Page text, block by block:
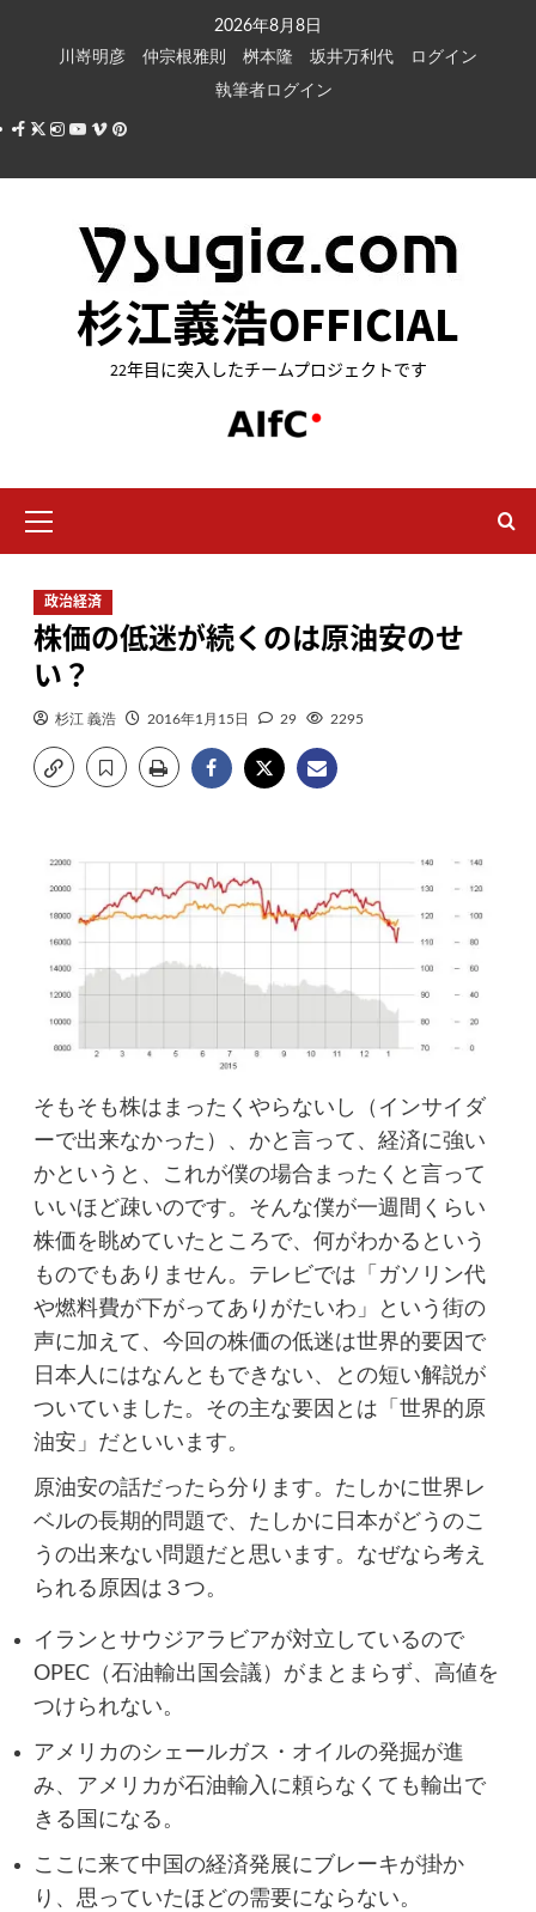
キ
2026年8月8日
川嵜明彦
仲宗根雅則 桝本隆 坂井万利代
ログイン
執筆者ログイン
Facebook
X Instagram
Youtube
VimeoPinterest
杉江義浩OFFICIAL
22年目に突入したチームプロジェクトです
イ
ン
ニ
ュ
ー
政治経済
株価の低迷が続くのは原油安のせ
い？
杉江 義浩 2016年1月15日 29 2295
そもそも株はまったくやらないし（インサイダ
ーで出来なかった）、かと言って、経済に強い
かというと、これが僕の場合まったくと言って
いいほど疎いのです。そんな僕が一週間くらい
株価を眺めていたところで、何がわかるという
ものでもありません。テレビでは「ガソリン代
や燃料費が下がってありがたいわ」という街の
声に加えて、今回の株価の低迷は世界的要因で
日本人にはなんともできない、との短い解説が
ついていました。その主な要因とは「世界的原
油安」だといいます。
原油安の話だったら分ります。たしかに世界レ
ベルの長期的問題で、たしかに日本がどうのこ
うの出来ない問題だと思います。なぜなら考え
られる原因は３つ。
イランとサウジアラビアが対立しているので
OPEC（石油輸出国会議）がまとまらず、高値を
つけられない。
アメリカのシェールガス・オイルの発掘が進
み、アメリカが石油輸入に頼らなくても輸出で
きる国になる。
ここに来て中国の経済発展にブレーキが掛か
り、思っていたほどの需要にならない。